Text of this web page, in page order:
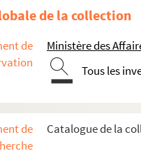
de la collection
de
Ministère des
Tous les
de
Catalogue de la
des marins anglais
international de la tubercolose à
prince de Bulgarie en France
président de la République en
de la République au